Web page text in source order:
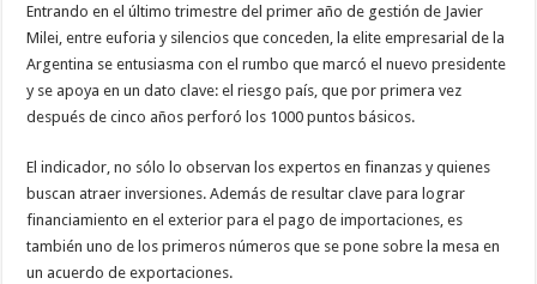
Entrando en el último trimestre del primer año de gestión de Javier
Milei, entre euforia y silencios que conceden, la elite empresarial de la
Argentina se entusiasma con el rumbo que marcó el nuevo presidente
y se apoya en un dato clave: el riesgo país, que por primera vez
después de cinco años perforó los 1000 puntos básicos.
El indicador, no sólo lo observan los expertos en finanzas y quienes
buscan atraer inversiones. Además de resultar clave para lograr
financiamiento en el exterior para el pago de importaciones, es
también uno de los primeros números que se pone sobre la mesa en
un acuerdo de exportaciones.